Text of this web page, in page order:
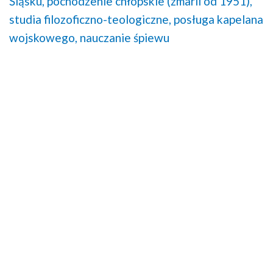
studia filozoficzno-teologiczne, posługa kapelana
wojskowego, nauczanie śpiewu